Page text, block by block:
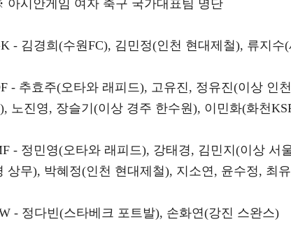
아시안게임 여자 축구 국가대표팀 명단
- 김경희(수원FC), 김민정(인천 현대제철), 류지수
- 추효주(오타와 래피드), 고유진, 정유진(이상 인
노진영, 장슬기(이상 경주 한수원), 이민화(화천
- 정민영(오타와 래피드), 강태경, 김민지(이상 서
상무), 박혜정(인천 현대제철), 지소연, 윤수정, 최
- 정다빈(스타베크 포트발), 손화연(강진 스완스)